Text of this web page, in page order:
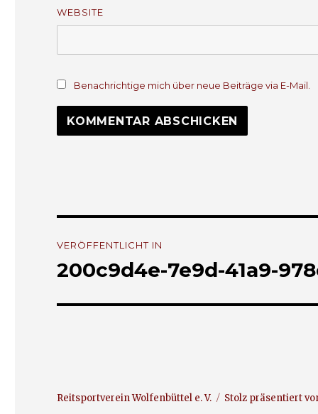
WEBSITE
Benachrichtige mich über neue Beiträge via E-Mail.
Navigation
VERÖFFENTLICHT IN
200c9d4e-7e9d-41a9-
Reitsportverein Wolfenbüttel e. V. Stolz präsentiert